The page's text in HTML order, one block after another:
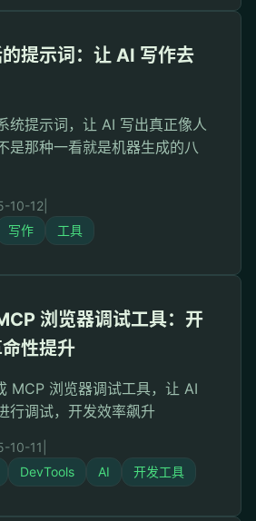
提示词：让 AI 写作去
统提示词，让 AI 写出真正像人
是那种一看就是机器生成的八
10-12
写作 工具
浏览器调试工具：开
性提升
MCP 浏览器调试工具，让 AI
行调试，开发效率飙升
10-11
DevTools AI 开发工具